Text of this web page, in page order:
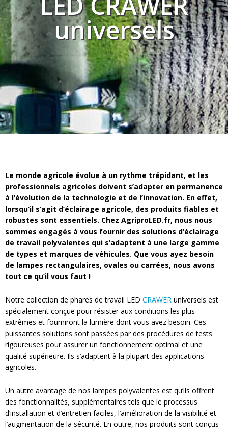
Divers
Questions fréquemment posées
À propos
Blog AgriproLED.fr
Contact
09 70 24 66 76
Divers
Voir tout universels
Le monde agricole évolue à un rythme trépidant, et les
professionnels agricoles doivent s’adapter en permanence
à l’évolution de la technologie et de l’innovation. En effet,
lorsqu’il s’agit d’éclairage agricole, des produits fiables et
robustes sont essentiels. Chez AgriproLED.fr, nous nous
sommes engagés à vous fournir des solutions d’éclairage
de travail polyvalentes qui s’adaptent à une large gamme
de types et marques de véhicules. Que vous ayez besoin
de lampes rectangulaires, ovales ou carrées, nous avons
tout ce qu’il vous faut !
Notre collection de phares de travail LED CRAWER universels est
spécialement conçue pour résister aux conditions les plus
extrêmes et fourniront la lumière dont vous avez besoin. Ces
puissantes solutions sont passées par des procédures de tests
rigoureuses pour assurer un fonctionnement optimal et une
qualité supérieure. Ils s’adaptent à la plupart des applications
agricoles.
Un autre avantage de nos lampes polyvalentes est qu’ils offrent
des fonctionnalités, supplémentaires tels que le processus
d’installation et d’entretien faciles, l’amélioration de la visibilité et
l’augmentation de la sécurité. En outre, nos produits sont conçus